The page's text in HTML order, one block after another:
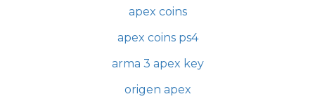
apex coins
apex coins ps4
arma 3 apex key
origen apex